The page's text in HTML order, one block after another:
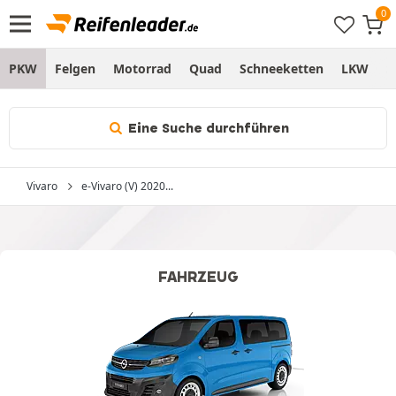
PKW Felgen Motorrad Quad Schneeketten LKW
Eine Suche durchführen
Vivaro e-Vivaro (V) 2020...
FAHRZEUG